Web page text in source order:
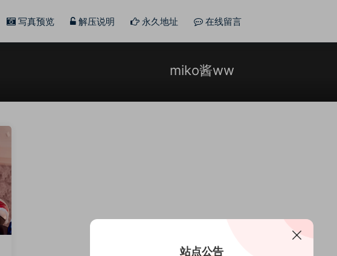
写真预览 解压说明 永久地址 在线留言
miko酱ww
站点公告